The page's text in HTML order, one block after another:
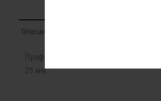
Описание
Профессиональная Угловая фреза с
25 мм.